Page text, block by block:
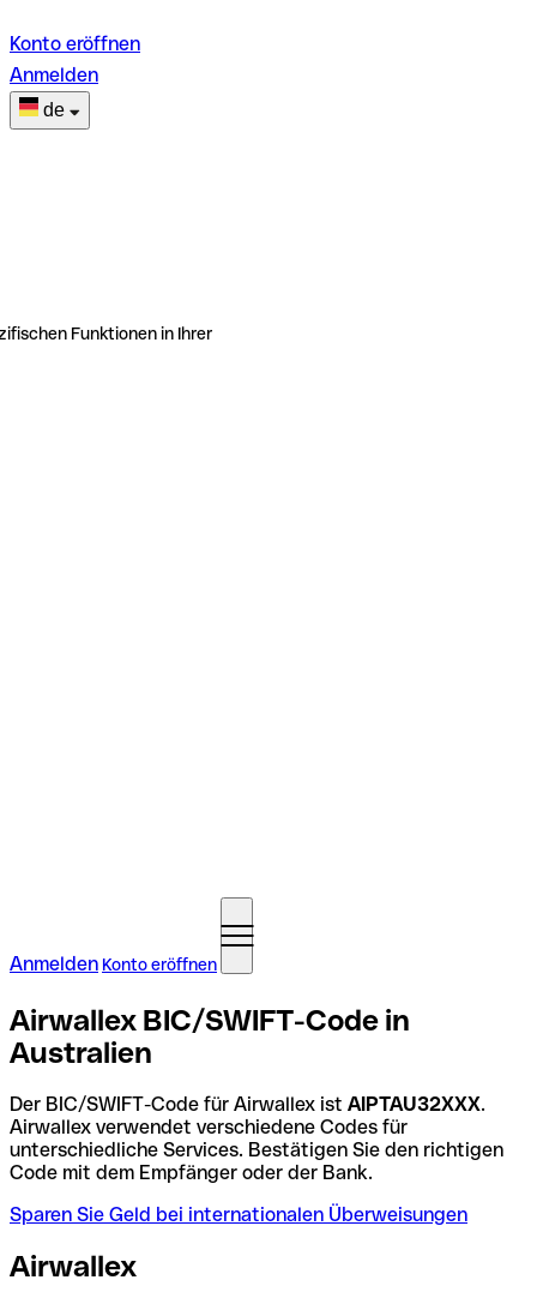
Konto eröffnen
Anmelden
de
Funktionen in Ihrer
Anmelden Konto eröffnen
Airwallex BIC/SWIFT-Code in
Australien
Der BIC/SWIFT-Code für Airwallex ist AIPTAU32XXX.
Airwallex verwendet verschiedene Codes für
unterschiedliche Services. Bestätigen Sie den richtigen
Code mit dem Empfänger oder der Bank.
Sparen Sie Geld bei internationalen Überweisungen
Airwallex